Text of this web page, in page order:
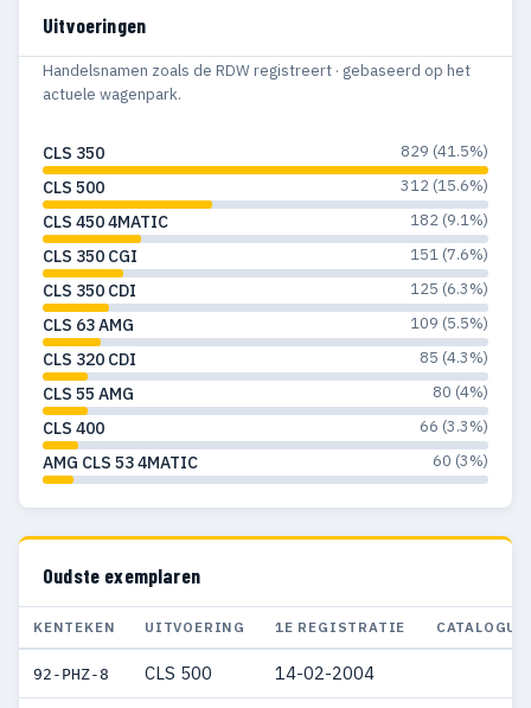
Uitvoeringen
Handelsnamen zoals de RDW registreert · gebaseerd op het
actuele wagenpark.
CLS 350 829 (41.5%)
CLS 500 312 (15.6%)
CLS 450 4MATIC 182 (9.1%)
CLS 350 CGI 151 (7.6%)
CLS 350 CDI 125 (6.3%)
CLS 63 AMG 109 (5.5%)
CLS 320 CDI 85 (4.3%)
CLS 55 AMG 80 (4%)
CLS 400 66 (3.3%)
AMG CLS 53 4MATIC 60 (3%)
Oudste exemplaren
KENTEKEN UITVOERING 1E REGISTRATIE
92-PHZ-8 CLS 500 14-02-2004